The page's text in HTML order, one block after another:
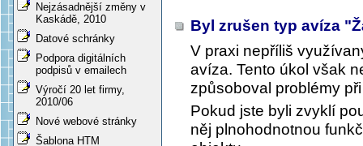
Nejzásadnější změny v
Kaskádě, 2010
Datové schránky
Podpora digitálních
podpisů v emailech
Výročí 20 let firmy,
2010/06
Nové webové stránky
Šablona HTM
Byl zrušen typ avíza
V praxi nepříliš
avíza. Tento úkol však
způsoboval problémy
Pokud jste byli zvyklí
něj plnohodnotnou